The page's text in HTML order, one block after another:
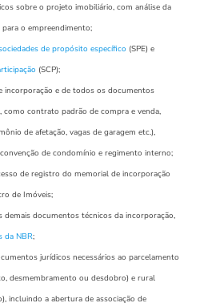
sobre o projeto imobiliário, com análise da
o empreendimento;
de propósito específico (SPE) e
(SCP);
incorporação e de todos os documentos
como contrato padrão de compra e venda,
de afetação, vagas de garagem etc.),
de condomínio e regimento interno;
de registro do memorial de incorporação
de Imóveis;
demais documentos técnicos da incorporação,
da NBR;
jurídicos necessários ao parcelamento
desmembramento ou desdobro) e rural
incluindo a abertura de associação de